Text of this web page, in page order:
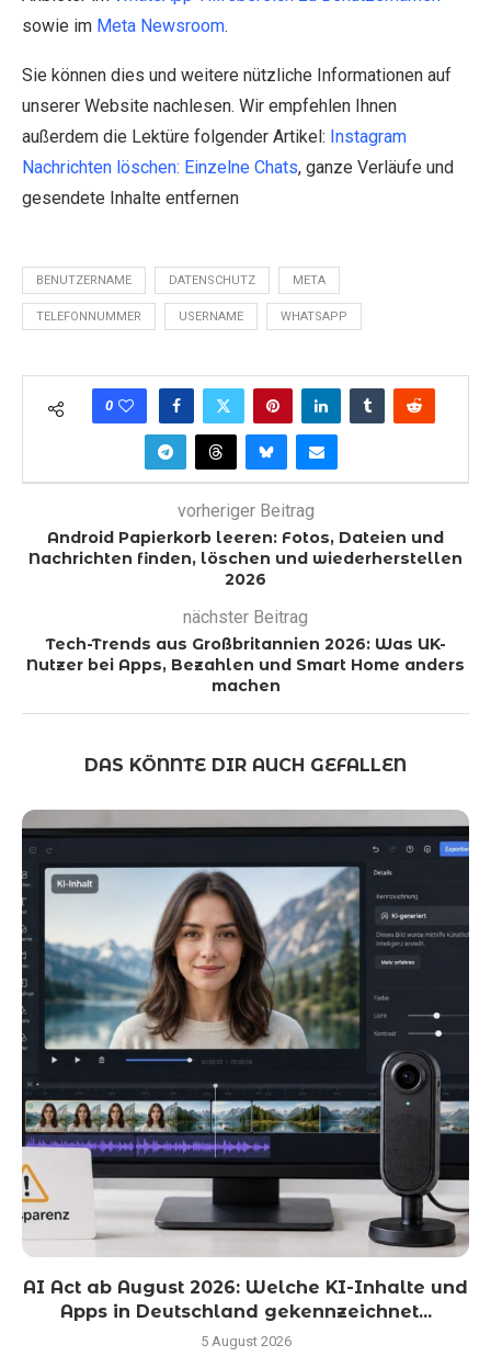
sowie im Meta Newsroom.
Sie können dies und weitere nützliche Informationen auf
unserer Website nachlesen. Wir empfehlen Ihnen
außerdem die Lektüre folgender Artikel: Instagram
Nachrichten löschen: Einzelne Chats, ganze Verläufe und
gesendete Inhalte entfernen
BENUTZERNAME DATENSCHUTZ META
TELEFONNUMMER USERNAME WHATSAPP
0
vorheriger Beitrag
Android Papierkorb leeren: Fotos, Dateien und
Nachrichten finden, löschen und wiederherstellen
2026
nächster Beitrag
Tech-Trends aus Großbritannien 2026: Was UK-
Nutzer bei Apps, Bezahlen und Smart Home anders
machen
DAS KÖNNTE DIR AUCH GEFALLEN
AI Act ab August 2026: Welche KI-Inhalte und
Apps in Deutschland gekennzeichnet...
5 August 2026